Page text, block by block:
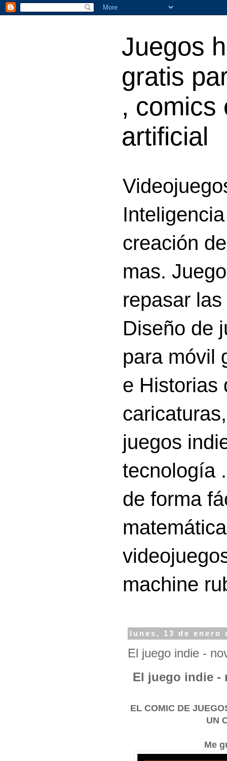
Juegos
gratis
, comics
artificial
creación
mas.
repasar
Diseño de
para móvil
e Historias
juegos
tecnología
de forma
machine
lunes, 13 de enero
El juego indie -
El juego indie -
EL COMIC DE
UN
Me